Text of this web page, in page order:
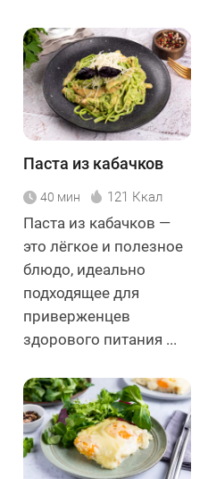
Паста из кабачков
40 мин 121 Ккал
Паста из кабачков —
это лёгкое и полезное
блюдо, идеально
подходящее для
приверженцев
здорового питания ...